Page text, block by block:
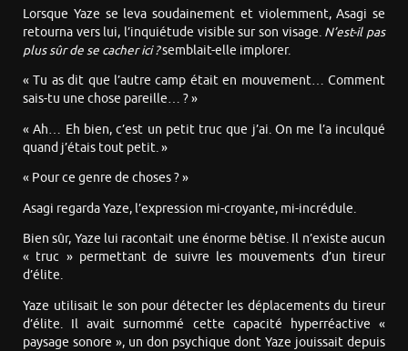
Lorsque Yaze se leva soudainement et violemment, Asagi se
retourna vers lui, l’inquiétude visible sur son visage. N’est-il pas
plus sûr de se cacher ici ?semblait-elle implorer.
« Tu as dit que l’autre camp était en mouvement… Comment
sais-tu une chose pareille… ? »
« Ah… Eh bien, c’est un petit truc que j’ai. On me l’a inculqué
quand j’étais tout petit. »
« Pour ce genre de choses ? »
Asagi regarda Yaze, l’expression mi-croyante, mi-incrédule.
Bien sûr, Yaze lui racontait une énorme bêtise. Il n’existe aucun
« truc » permettant de suivre les mouvements d’un tireur
d’élite.
Yaze utilisait le son pour détecter les déplacements du tireur
d’élite. Il avait surnommé cette capacité hyperréactive «
paysage sonore », un don psychique dont Yaze jouissait depuis